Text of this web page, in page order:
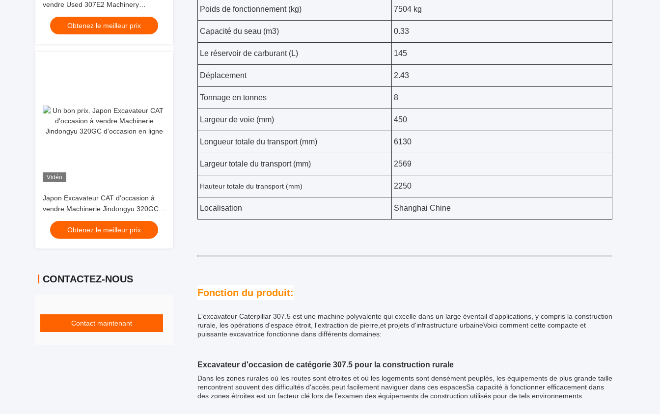
vendre Used 307E2 Machinery
Jindongyu
Obtenez le meilleur prix
Vidéo
Japon Excavateur CAT d'occasion à
vendre Machinerie Jindongyu 320GC
d'occasion
Obtenez le meilleur prix
CONTACTEZ-NOUS
Contact maintenant
Poids de fonctionnement (kg) 7504 kg
Capacité du seau (m3) 0.33
Le réservoir de carburant (L) 145
Déplacement 2.43
Tonnage en tonnes 8
Largeur de voie (mm) 450
Longueur totale du transport (mm) 6130
Largeur totale du transport (mm) 2569
Hauteur totale du transport (mm) 2250
Localisation Shanghai Chine
Fonction du produit:
L'excavateur Caterpillar 307.5 est une machine polyvalente qui excelle dans un large éventail d'applications, y compris la construction
rurale, les opérations d'espace étroit, l'extraction de pierre,et projets d'infrastructure urbaineVoici comment cette compacte et
puissante excavatrice fonctionne dans différents domaines:
Excavateur d'occasion de catégorie 307.5 pour la construction rurale
Dans les zones rurales où les routes sont étroites et où les logements sont densément peuplés, les équipements de plus grande taille
rencontrent souvent des difficultés d'accès.peut facilement naviguer dans ces espacesSa capacité à fonctionner efficacement dans
des zones étroites est un facteur clé lors de l'examen des équipements de construction utilisés pour de tels environnements.